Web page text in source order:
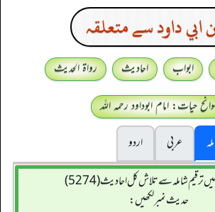
ابي داود سے متعلقہ
ابواب احادیث
رواۃ الحدیث
حیات: امام ابوداود رحمہ اللہ
عربی
اردو
ترقیم شاملہ سے تلاش کل احادیث (5274)
حدیث نمبر لکھیں: